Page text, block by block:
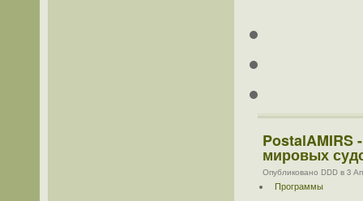
PostalAMIRS
мировых
Опубликовано DDD в 3
Программы